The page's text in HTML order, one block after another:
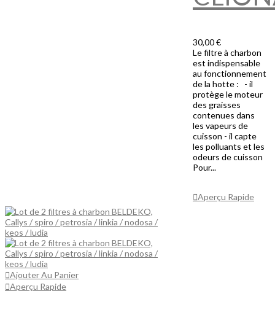
30,00 €
Le filtre à charbon
est indispensable
au fonctionnement
de la hotte : - il
protège le moteur
des graisses
contenues dans
les vapeurs de
cuisson - il capte
les polluants et les
odeurs de cuisson
Pour...
Aperçu Rapide
Ajouter Au Panier
Aperçu Rapide